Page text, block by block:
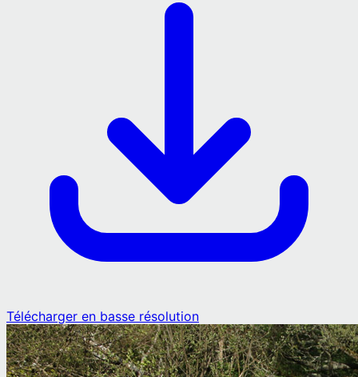
Télécharger en basse résolution